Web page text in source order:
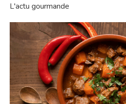
L'actu gourmande